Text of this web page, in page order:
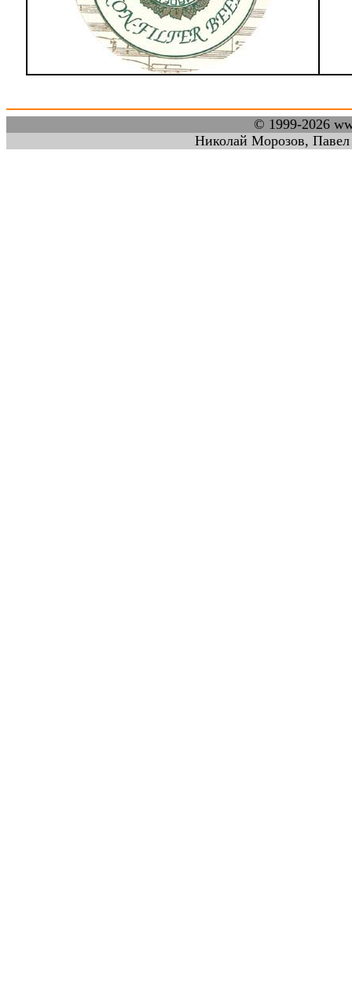
© 1999-2026
Николай Морозов,